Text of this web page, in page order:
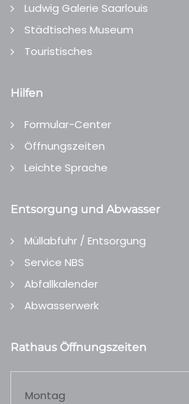
Ludwig Galerie Saarlouis
Städtisches Museum
Touristisches
Hilfen
Formular-Center
Öffnungszeiten
Leichte Sprache
Entsorgung und Abwasser
Müllabfuhr / Entsorgung
Service NBS
Abfallkalender
Abwasserwerk
Rathaus Öffnungszeiten
Montag